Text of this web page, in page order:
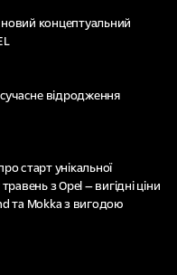
концептуальний
відродження
старт унікальної
з Opel — вигідні ціни
та Mokka з вигодою